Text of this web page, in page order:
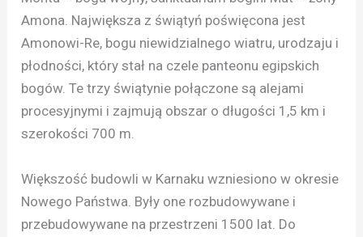
Amona. Największa z świątyń poświęcona jest
Amonowi-Re, bogu niewidzialnego wiatru, urodzaju i
płodności, który stał na czele panteonu egipskich
bogów. Te trzy świątynie połączone są alejami
procesyjnymi i zajmują obszar o długości 1,5 km i
szerokości 700 m.
Większość budowli w Karnaku wzniesiono w okresie
Nowego Państwa. Były one rozbudowywane i
przebudowywane na przestrzeni 1500 lat. Do